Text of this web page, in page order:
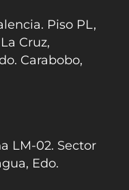
Piso PL,
Cruz,
Carabobo,
LM-02. Sector
Edo.